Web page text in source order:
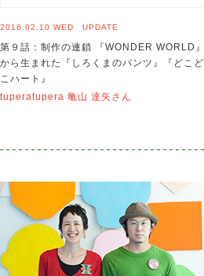
2016.02.10 WED UPDATE
第９話：制作の連鎖 『WONDER WORLD』
から生まれた『しろくまのパンツ』『どこど
こハート』
tuperatupera 亀山 達矢さん